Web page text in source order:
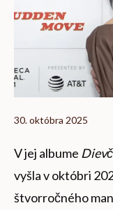
30. októbra 2025
V jej albume
vyšla v októbri
štvorročného